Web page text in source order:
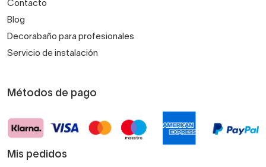
Contacto
Blog
Decorabaño para profesionales
Servicio de instalación
Métodos de pago
Mis pedidos